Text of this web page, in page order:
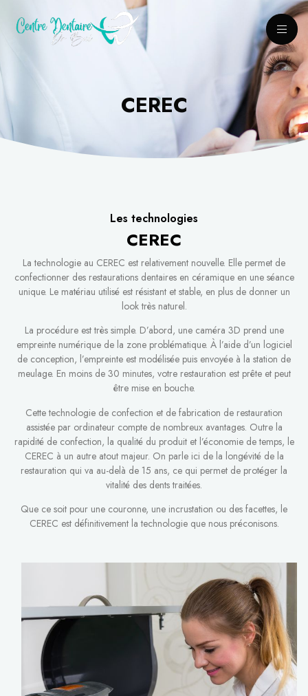
CEREC
Les technologies
CEREC
La technologie au CEREC est relativement nouvelle. Elle permet de
confectionner des restaurations dentaires en céramique en une séance
unique. Le matériau utilisé est résistant et stable, en plus de donner un
look très naturel.
La procédure est très simple. D’abord, une caméra 3D prend une
empreinte numérique de la zone problématique. À l’aide d’un logiciel
de conception, l’empreinte est modélisée puis envoyée à la station de
meulage. En moins de 30 minutes, votre restauration est prête et peut
être mise en bouche.
Cette technologie de confection et de fabrication de restauration
assistée par ordinateur compte de nombreux avantages. Outre la
rapidité de confection, la qualité du produit et l’économie de temps, le
CEREC à un autre atout majeur. On parle ici de la longévité de la
restauration qui va au-delà de 15 ans, ce qui permet de protéger la
vitalité des dents traitées.
Que ce soit pour une couronne, une incrustation ou des facettes, le
CEREC est définitivement la technologie que nous préconisons.